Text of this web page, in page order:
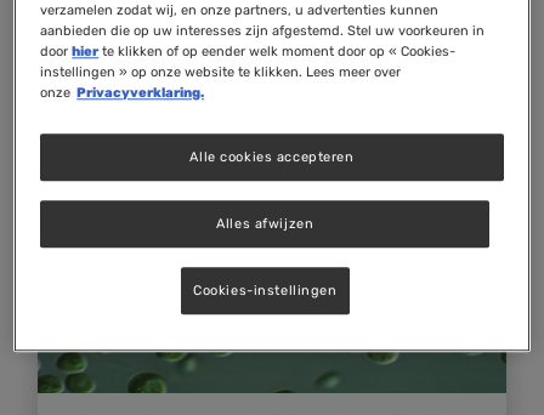
verzamelen zodat wij, en onze partners, u advertenties kunnen
aanbieden die op uw interesses zijn afgestemd. Stel uw voorkeuren in
doorhierte klikken of op eender welk moment door op « Cookies-
instellingen » op onze website te klikken. Lees meer over
onze Privacyverklaring.
Alles afwijzen
Alle cookies accepteren
Cookies-instellingen